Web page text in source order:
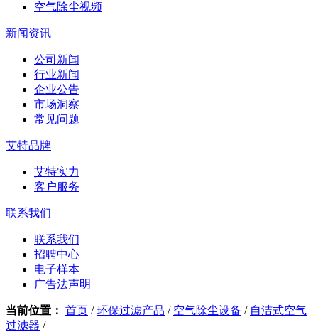
空气除尘视频
新闻资讯
公司新闻
行业新闻
企业公告
市场洞察
常见问题
艾特品牌
艾特实力
客户服务
联系我们
联系我们
招聘中心
电子样本
广告法声明
当前位置： 首页 / 环保过滤产品 / 空气除尘设备 / 自洁式空气
过滤器 /